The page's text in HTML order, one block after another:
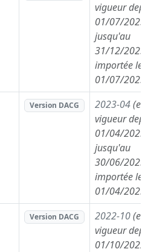
vigueur
01/07/2023,
jusqu'au
31/12/2023,
importée le
01/07/2023)
Version DACG 2023-04(en
vigueur
01/04/2023,
jusqu'au
30/06/2023,
importée le
01/04/2023)
Version DACG 2022-10(en
vigueur
01/10/2022,